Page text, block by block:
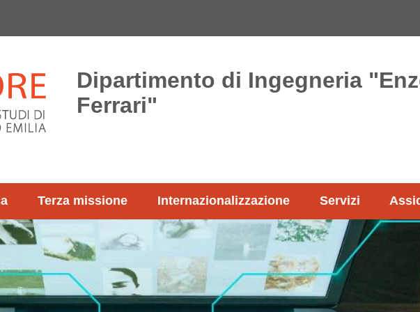
Dipartimento di Ingegneria
Ferrari"
Terza missione Internazionalizzazione Servizi